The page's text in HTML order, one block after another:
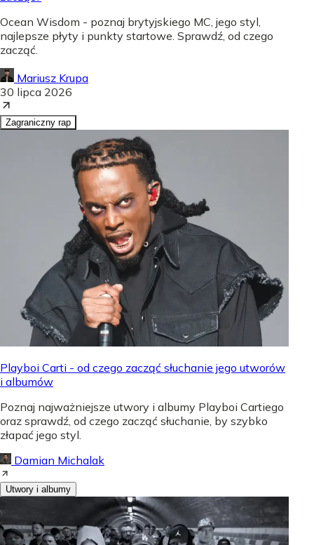
Ocean Wisdom - poznaj brytyjskiego MC, jego styl,
najlepsze płyty i punkty startowe. Sprawdź, od czego
zacząć.
Mariusz Krupa
30 lipca 2026
Zagraniczny rap
Playboi Carti - od czego zacząć słuchanie jego utworów
i albumów
Poznaj najważniejsze utwory i albumy Playboi Cartiego
oraz sprawdź, od czego zacząć słuchanie, by szybko
złapać jego styl.
Damian Michalak
Utwory i albumy